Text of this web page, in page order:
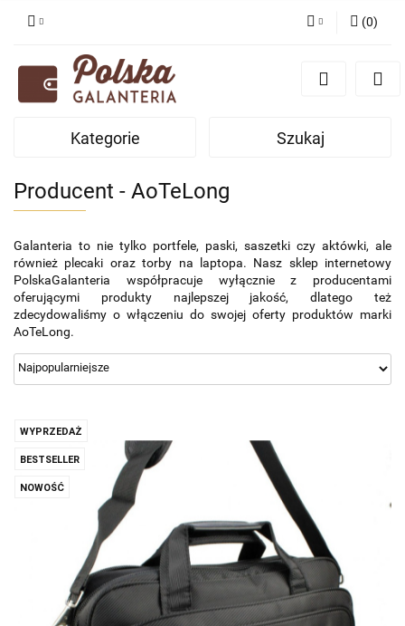
Zaloguj się
Zgody cookies
(0)
Kategorie Szukaj
Producent - AoTeLong
Galanteria to nie tylko portfele, paski, saszetki czy aktówki, ale
również plecaki oraz torby na laptopa. Nasz sklep internetowy
PolskaGalanteria współpracuje wyłącznie z producentami
oferującymi produkty najlepszej jakość, dlatego też
zdecydowaliśmy o włączeniu do swojej oferty produktów marki
AoTeLong.
WYPRZEDAŻ
BESTSELLER
NOWOŚĆ